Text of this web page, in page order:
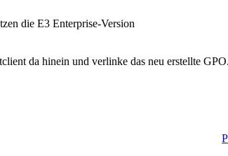
die E3 Enterprise-Version
da hinein und verlinke das neu erstellte